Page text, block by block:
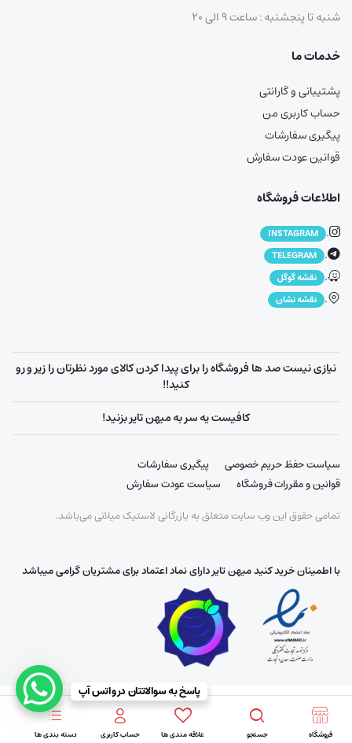
شنبه تا پنجشنبه : ساعت ۹ الی ۲۰
خدمات ما
پشتیبانی و گارانتی
حساب کاربری من
پیگیری سفارشات
قوانین عودت سفارش
اطلاعات فروشگاه
.
INSTAGRAM
.
TELEGRAM
. نقشه گوگل
. نقشه نشان
نیازی نیست صد ها فروشگاه را برای پیدا کردن کالای مورد نظرتان را زیر و رو
کنید!!
کافیست یه سر به میهن تایر بزنید!
سیاست حفظ حریم خصوصی
پیگیری سفارشات
قوانین و مقررات فروشگاه
سیاست عودت سفارش
تمامی حقوق این وب سایت متعلق به بازرگانی لاستیک میلانی می‌باشد.
با اطمینان خرید کنید میهن تایر دارای نماد اعتماد برای مشتریان گرامی میباشد
پاسخ به سوالاتتان در واتس آپ
فروشگاه جستجو علاقه مندی ها حساب کاربری دسته بندی ها